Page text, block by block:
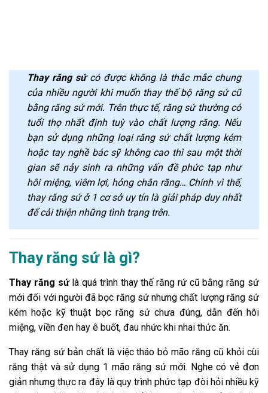
Thay răng sứcó được không là thắc mắc chung
của nhiều người khi muốn thay thế bộ răng sứ cũ
bằng răng sứ mới. Trên thực tế, răng sứ thường có
tuổi thọ nhất định tuỳ vào chất lượng răng. Nếu
bạn sử dụng những loại răng sứ chất lượng kém
hoặc tay nghề bác sỹ không cao thì sau một thời
gian sẽ nảy sinh ra những vấn đề phức tạp như
hôi miệng, viêm lợi, hỏng chân răng… Chính vì thế,
thay răng sứ ở 1 cơ sở uy tín là giải pháp duy nhất
để cải thiện những tình trạng trên.
Thay răng sứ là gì?
Thay răng sứlà quá trình thay thế răng rứ cũ bằng răng sứ
mới đối với người đã bọc răng sứ nhưng chất lượng răng sứ
kém hoặc kỹ thuật bọc răng sứ chưa đúng, dẫn đến hôi
miệng, viền đen hay ê buốt, đau nhức khi nhai thức ăn.
Thay răng sứ bản chất là việc tháo bỏ mão răng cũ khỏi cùi
răng thật và sử dụng 1 mão răng sứ mới. Nghe có vẻ đơn
giản nhưng thực ra đây là quy trình phức tạp đòi hỏi nhiều kỹ